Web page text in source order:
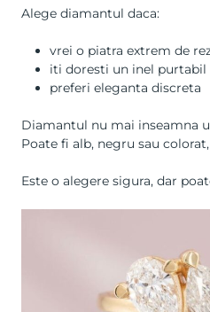
Alege diamantul daca:
vrei o piatra extrem de
iti doresti un inel purtabil
preferi eleganta discreta
Diamantul nu mai inseamna
Poate fi alb, negru sau
Este o alegere sigura, dar